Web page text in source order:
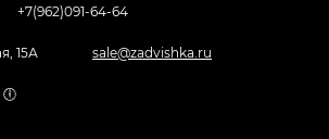
+7(962)091-64-64
15А sale@zadvishka.ru